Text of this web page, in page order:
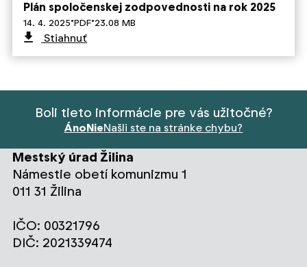
Plán spoločenskej zodpovednosti na rok 2025
14. 4. 2025·PDF·23.08 MB
Stiahnuť
Boli tieto informácie pre vás užitočné?
ÁnoNieNašli ste na stránke chybu?
Mestský úrad Žilina
Námestie obetí komunizmu 1
011 31 Žilina
IČO: 00321796
DIČ: 2021339474